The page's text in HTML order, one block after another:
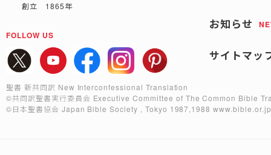
創立 1865年
FOLLOW US
お知らせ
サイトマッ
聖書 新共同訳 New Interconfessional Translation
©共同訳聖書実行委員会 Executive Committee of The Common Bible
©日本聖書協会 Japan Bible Society , Tokyo 1987,1988www.bible.or.jp